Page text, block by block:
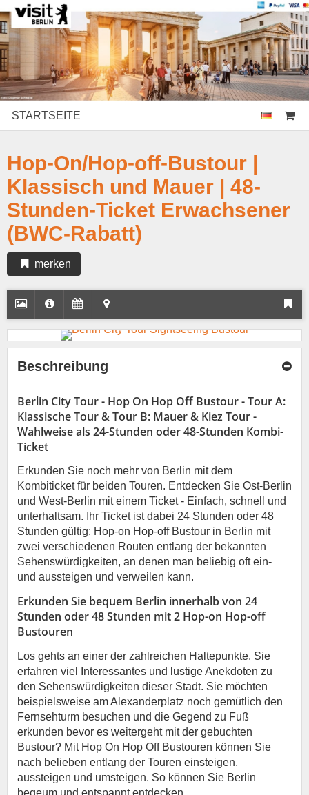
STARTSEITE
Hop-On/Hop-off-Bustour |
Klassisch und Mauer | 48-
Stunden-Ticket Erwachsener
(BWC-Rabatt)
merken
Beschreibung
Berlin City Tour - Hop On Hop Off Bustour - Tour A:
Klassische Tour & Tour B: Mauer & Kiez Tour -
Wahlweise als 24-Stunden oder 48-Stunden Kombi-
Ticket
Erkunden Sie noch mehr von Berlin mit dem
Kombiticket für beiden Touren. Entdecken Sie Ost-Berlin
und West-Berlin mit einem Ticket - Einfach, schnell und
unterhaltsam. Ihr Ticket ist dabei 24 Stunden oder 48
Stunden gültig: Hop-on Hop-off Bustour in Berlin mit
zwei verschiedenen Routen entlang der bekannten
Sehenswürdigkeiten, an denen man beliebig oft ein-
und aussteigen und verweilen kann.
Erkunden Sie bequem Berlin innerhalb von 24
Stunden oder 48 Stunden mit 2 Hop-on Hop-off
Bustouren
Los gehts an einer der zahlreichen Haltepunkte. Sie
erfahren viel Interessantes und lustige Anekdoten zu
den Sehenswürdigkeiten dieser Stadt. Sie möchten
beispielsweise am Alexanderplatz noch gemütlich den
Fernsehturm besuchen und die Gegend zu Fuß
erkunden bevor es weitergeht mit der gebuchten
Bustour? Mit Hop On Hop Off Bustouren können Sie
nach belieben entlang der Touren einsteigen,
aussteigen und umsteigen. So können Sie Berlin
beqeum und entspannt entdecken.